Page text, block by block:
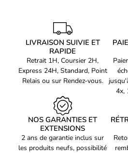
Cette carte graphique est conçue par
de technologie graphique. Vous
qualité et de la fiabilité de ce produit.
GF RTX 5060Ti et ses 8GB de
performances exceptionnelles pour
immersive.
Norme du bus
PCIe 5.0
Contenu de la boîte
1 x
1 x
1 x
Logiciels inclus
ASUS
GeForce
Studio
depuis
Format
2.5 slots
LIVRAISON SUIVIE ET
RAPIDE
Retrait 1H, Coursier 2H,
Express 24H, Standard, Point
Relais ou sur Rendez-vous.
4x,
NOS GARANTIES ET
EXTENSIONS
2 ans de garantie inclus sur
les produits neufs, possibilité